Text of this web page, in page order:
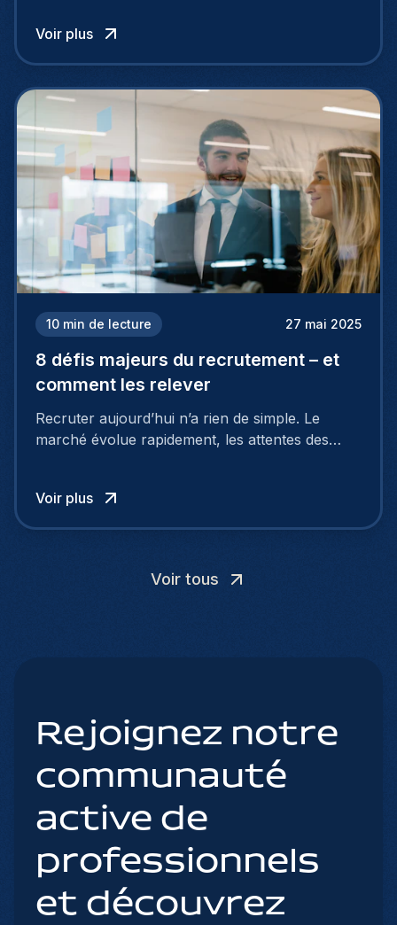
entreprises doivent adopter des approches plus
intelligentes et stratégiques. C’est là que le
Voir plus
10 min de lecture 27 mai 2025
8 défis majeurs du recrutement – et
comment les relever
Recruter aujourd’hui n’a rien de simple. Le
marché évolue rapidement, les attentes des
profils qualifiés, processus trop longs, mauvaise
image employeur… Et surtout : les candidats ne
Voir plus
Voir tous
Rejoignez notre
communauté
active de
professionnels
et découvrez